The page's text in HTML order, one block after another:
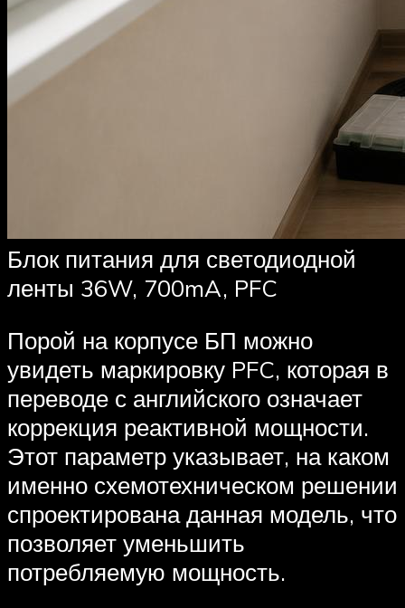
Блок питания для светодиодной
ленты 36W, 700mA, PFC
Порой на корпусе БП можно
увидеть маркировку PFC, которая в
переводе с английского означает
коррекция реактивной мощности.
Этот параметр указывает, на каком
именно схемотехническом решении
спроектирована данная модель, что
позволяет уменьшить
потребляемую мощность.